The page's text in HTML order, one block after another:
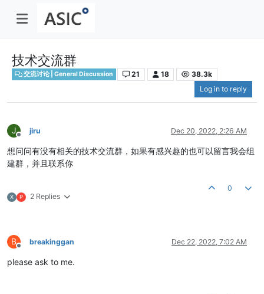
技术交流群
交流讨论 | General Discussion 21 18
38.3k
Log in to reply
J
Offline
jiru Dec 20, 2022, 2:26 AM
想问问有没有相关的技术交流群，如果有感兴趣的也可以留言我会组
建群，并且联系你
X P 2 Replies
0
B
Offline
breakinggan Dec 22, 2022, 7:02 AM
please ask to me.